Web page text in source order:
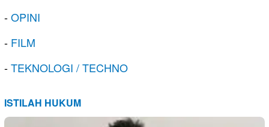
-OPINI
- FILM
-TEKNOLOGI / TECHNO
ISTILAH HUKUM